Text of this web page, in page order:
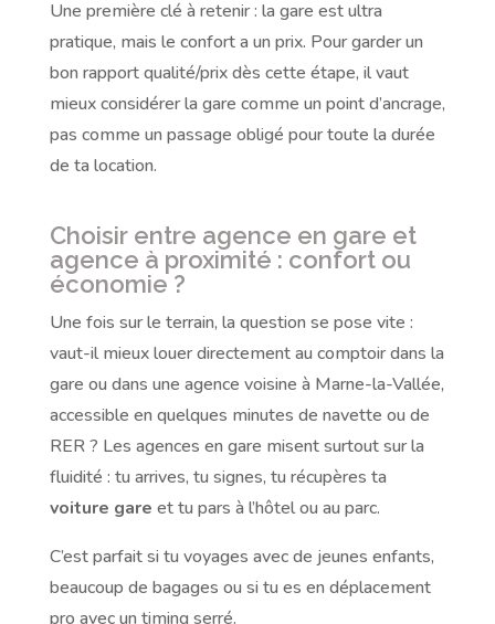
Une première clé à retenir : la gare est ultra
pratique, mais le confort a un prix. Pour garder un
bon rapport qualité/prix dès cette étape, il vaut
mieux considérer la gare comme un point d’ancrage,
pas comme un passage obligé pour toute la durée
de ta location.
Choisir entre agence en gare et
agence à proximité : confort ou
économie ?
Une fois sur le terrain, la question se pose vite :
vaut-il mieux louer directement au comptoir dans la
gare ou dans une agence voisine à Marne-la-Vallée,
accessible en quelques minutes de navette ou de
RER ? Les agences en gare misent surtout sur la
fluidité : tu arrives, tu signes, tu récupères ta
voiture gare et tu pars à l’hôtel ou au parc.
C’est parfait si tu voyages avec de jeunes enfants,
beaucoup de bagages ou si tu es en déplacement
pro avec un timing serré.